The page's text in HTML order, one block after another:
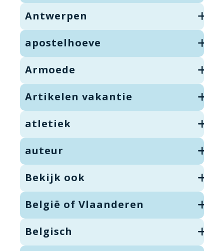
Antwerpen
apostelhoeve
Armoede
Artikelen vakantie
atletiek
auteur
Bekijk ook
België of Vlaanderen
Belgisch